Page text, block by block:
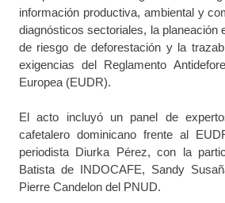
información productiva, ambiental y
diagnósticos sectoriales, la planeación
de riesgo de deforestación y la
exigencias del Reglamento
Europea (EUDR).
El acto incluyó un panel de
cafetalero dominicano frente al
periodista Diurka Pérez, con la
Batista de INDOCAFE, Sandy
Pierre Candelon del PNUD.